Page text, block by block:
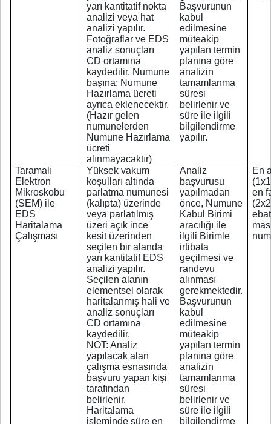
yarı kantitatif nokta
analizi veya hat
analizi yapılır.
Fotoğraflar ve EDS
analiz sonuçları
CD ortamına
kaydedilir. Numune
başına; Numune
Hazırlama ücreti
ayrıca eklenecektir.
(Hazır gelen
numunelerden
Numune Hazırlama
ücreti
alınmayacaktır)
Başvurunun
kabul
edilmesine
müteakip
yapılan termin
planına göre
analizin
tamamlanma
süresi
belirlenir ve
süre ile ilgili
bilgilendirme
yapılır.
Taramalı
Elektron
Mikroskobu
(SEM) ile
EDS
Haritalama
Çalışması
Yüksek vakum
koşulları altında
parlatma numunesi
(kalıpta) üzerinde
veya parlatılmış
üzeri açık ince
kesit üzerinden
seçilen bir alanda
yarı kantitatif EDS
analizi yapılır.
Seçilen alanın
elementsel olarak
haritalanmış hali ve
analiz sonuçları
CD ortamına
kaydedilir.
NOT: Analiz
yapılacak alan
çalışma esnasında
başvuru yapan kişi
tarafından
belirlenir.
Haritalama
işleminde süre en
Analiz
başvurusu
yapılmadan
önce, Numune
Kabul Birimi
aracılığı ile
ilgili Birimle
irtibata
geçilmesi ve
randevu
alınması
gerekmektedir.
Başvurunun
kabul
edilmesine
müteakip
yapılan termin
planına göre
analizin
tamamlanma
süresi
belirlenir ve
süre ile ilgili
bilgilendirme
En
en